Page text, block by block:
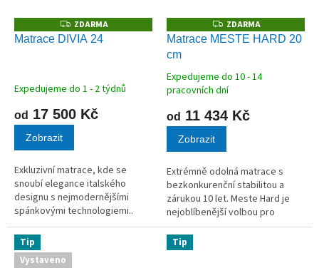
Z
D
A
ZDARMA
Matrace DIVIA 24
Expedujeme do 1 - 2 týdnů
od 17 500 Kč
Zobrazit
Exkluzivní matrace, kde se
snoubí elegance italského
designu s nejmodernějšími
spánkovými technologiemi..
Nosnost až 160 kg.
Z
D
A
A
ZDARMA
Matrace MESTE HARD 20
cm
Průměrné
hodnocení
produktu
je
4,5
z
5
hvězdiček.
Expedujeme do 10 - 14
pracovních dní
od 11 434 Kč
Zobrazit
Extrémně odolná matrace s
bezkonkurenční stabilitou a
zárukou 10 let. Meste Hard je
nejoblíbenější volbou pro
milovníky tuhého lůžka a vysoké
kvality. Jádro z tmavě šedé
studené pěny o nadstandardní
Tip
Vystaveno
Tip